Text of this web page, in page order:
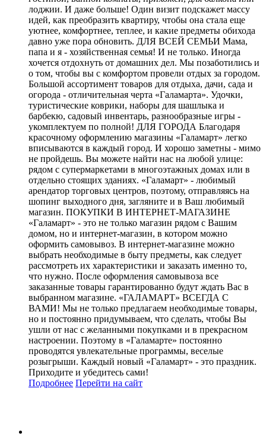
лоджии. И даже больше! Один визит подскажет массу
идей, как преобразить квартиру, чтобы она стала еще
уютнее, комфортнее, теплее, и какие предметы обихода
давно уже пора обновить. ДЛЯ ВСЕЙ СЕМЬИ Мама,
папа и я - хозяйственная семья! И не только. Иногда
хочется отдохнуть от домашних дел. Мы позаботились и
о том, чтобы вы с комфортом провели отдых за городом.
Большой ассортимент товаров для отдыха, дачи, сада и
огорода - отличительная черта «Галамарта». Удочки,
туристические коврики, наборы для шашлыка и
барбекю, садовый инвентарь, разнообразные игры -
укомплектуем по полной! ДЛЯ ГОРОДА Благодаря
красочному оформлению магазины «Галамарт» легко
вписываются в каждый город. И хорошо заметны - мимо
не пройдешь. Вы можете найти нас на любой улице:
рядом с супермаркетами в многоэтажных домах или в
отдельно стоящих зданиях. «Галамарт» - любимый
арендатор торговых центров, поэтому, отправляясь на
шопинг выходного дня, загляните и в Ваш любимый
магазин. ПОКУПКИ В ИНТЕРНЕТ-МАГАЗИНЕ
«Галамарт» - это не только магазин рядом с Вашим
домом, но и интернет-магазин, в котором можно
оформить самовывоз. В интернет-магазине можно
выбрать необходимые в быту предметы, как следует
рассмотреть их характеристики и заказать именно то,
что нужно. После оформления самовывоза все
заказанные товары гарантированно будут ждать Вас в
выбранном магазине. «ГАЛАМАРТ» ВСЕГДА С
ВАМИ! Мы не только предлагаем необходимые товары,
но и постоянно придумываем, что сделать, чтобы Вы
ушли от нас с желанными покупками и в прекрасном
настроении. Поэтому в «Галамарте» постоянно
проводятся увлекательные программы, веселые
розыгрыши. Каждый новый «Галамарт» - это праздник.
Приходите и убедитесь сами!
Подробнее Перейти на сайт